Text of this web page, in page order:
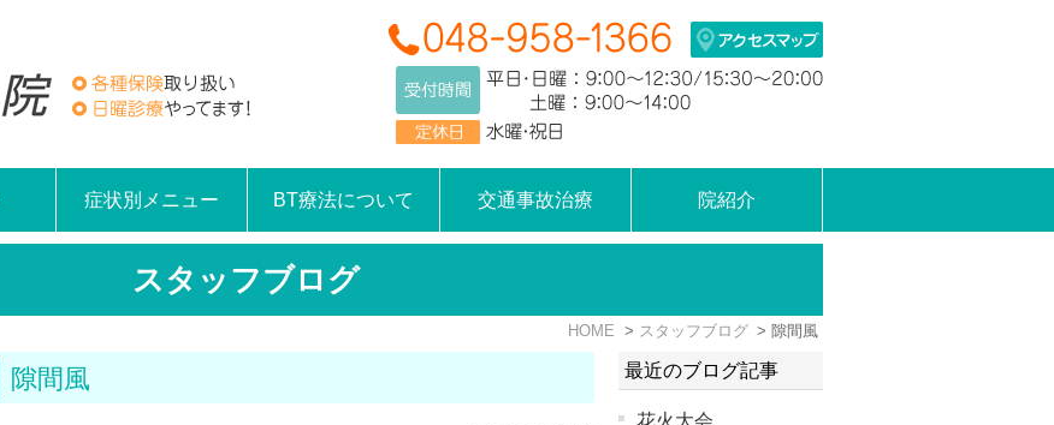
症状別メニュー BT療法について 交通事故治療 院紹介
スタッフブログ
HOME スタッフブログ 隙間風
隙間風 最近のブログ記事
花火大会